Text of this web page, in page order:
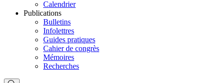
Calendrier
Publications
Bulletins
Infolettres
Guides pratiques
Cahier de congrès
Mémoires
Recherches